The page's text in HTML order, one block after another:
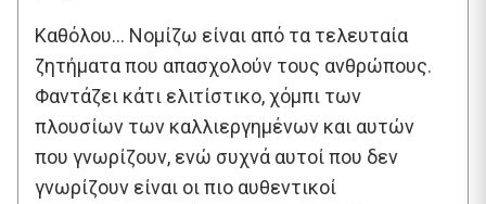
Καθόλου… Νομίζω είναι από τα τελευταία
ζητήματα που απασχολούν τους ανθρώπους.
Φαντάζει κάτι ελιτίστικο, χόμπι των
πλουσίων των καλλιεργημένων και αυτών
που γνωρίζουν, ενώ συχνά αυτοί που δεν
γνωρίζουν είναι οι πιο αυθεντικοί